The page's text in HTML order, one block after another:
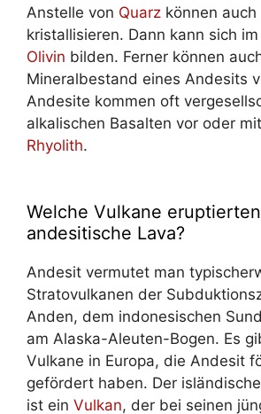
Anstelle von Quarz können auch
kristallisieren. Dann kann sich
Olivin bilden. Ferner können
Mineralbestand eines Andesits
Andesite kommen oft
alkalischen Basalten vor oder mit
Rhyolith.
Welche Vulkane eruptierten
andesitische Lava?
Andesit vermutet man
Stratovulkanen der
Anden, dem indonesischen
am Alaska-Aleuten-Bogen. Es
Vulkane in Europa, die Andesit
gefördert haben. Der isländische
ist ein Vulkan, der bei seinen